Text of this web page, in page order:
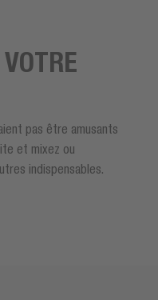
pas être amusants
et mixez ou
indispensables.